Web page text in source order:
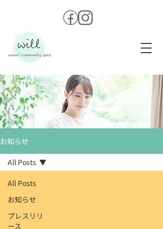
お知らせ
All Posts
お知らせ
プレスリリ
ース
All Posts